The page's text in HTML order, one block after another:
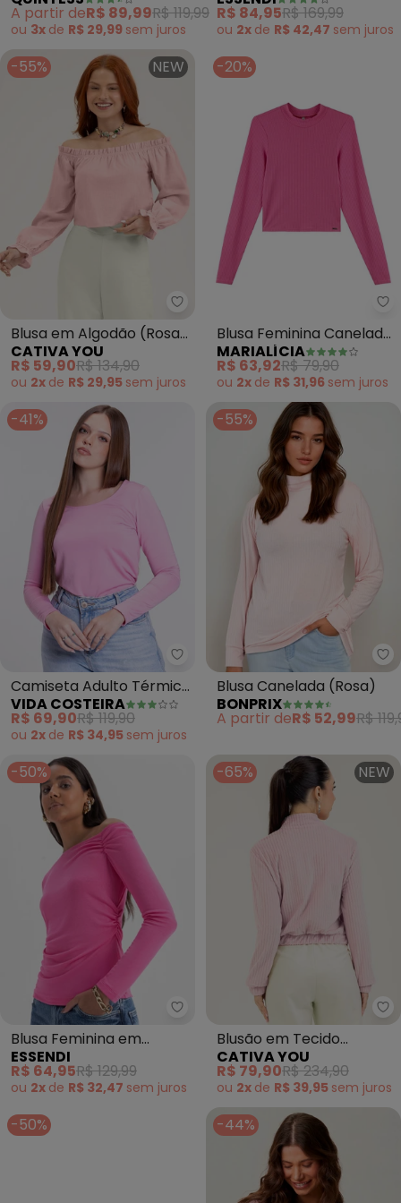
A partir deR$ 89,99R$ 119,99
ou 3x de R$ 29,99 sem juros
R$ 84,95R$ 169,99
ou 2x de R$ 42,47 sem juros
-55% NEW
Blusa em Algodão (Rosa
Claro)
CATIVA YOU
R$ 59,90R$ 134,90
ou 2x de R$ 29,95 sem juros
-20%
Blusa Feminina Canelada
(Rosa)
MARIALÍCIA
R$ 63,92R$ 79,90
ou 2x de R$ 31,96 sem juros
-41%
Vida Costeira - Camiseta
Camiseta Adulto Térmico
Feminino Uv50+ (Rosa)
VIDA COSTEIRA
R$ 69,90R$ 119,90
ou 2x de R$ 34,95 sem juros
-55%
Blusa Canelada (Rosa)
BONPRIX
A partir deR$ 52,99R$
-50%
Essendi - Blusa Feminina em
Blusa Feminina em
Viscose (Rosa)
ESSENDI
R$ 64,95R$ 129,99
ou 2x de R$ 32,47 sem juros
-65% NEW
Blusão em Tecido
Aveludado (Rosa Claro)
CATIVA YOU
R$ 79,90R$ 234,90
ou 2x de R$ 39,95 sem juros
-50% -44%